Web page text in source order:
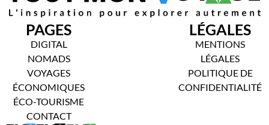
PAGES
DIGITAL
NOMADS
VOYAGES
ÉCONOMIQUES
ÉCO-TOURISME
CONTACT
LÉGALES
MENTIONS
LÉGALES
POLITIQUE DE
CONFIDENTIALITÉ